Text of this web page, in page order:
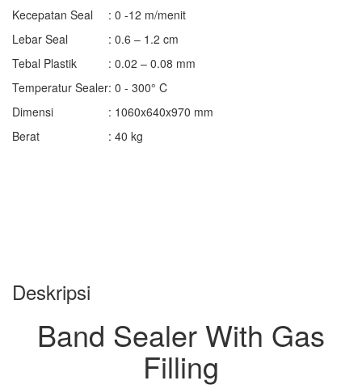
Kecepatan Seal
: 0 -12 m/menit
Lebar Seal
: 0.6 – 1.2 cm
Tebal Plastik
: 0.02 – 0.08 mm
Temperatur Sealer: 0 - 300° C
Dimensi
: 1060x640x970 mm
Berat
: 40 kg
Deskripsi
Band Sealer With Gas
Filling